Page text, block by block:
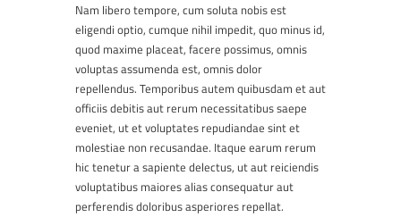
Nam libero tempore, cum soluta nobis est
eligendi optio, cumque nihil impedit, quo minus id,
quod maxime placeat, facere possimus, omnis
voluptas assumenda est, omnis dolor
repellendus. Temporibus autem quibusdam et aut
officiis debitis aut rerum necessitatibus saepe
eveniet, ut et voluptates repudiandae sint et
molestiae non recusandae. Itaque earum rerum
hic tenetur a sapiente delectus, ut aut reiciendis
voluptatibus maiores alias consequatur aut
perferendis doloribus asperiores repellat.